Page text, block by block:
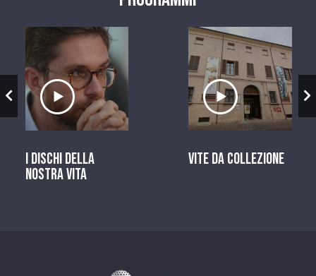
Ascolta il servizio
I dischi della
nostra vita
Ascolta il
Vite da Collezione